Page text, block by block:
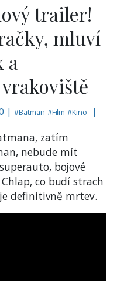
trailer!
mluví
a
|#Batman #Film #Kino |
zatím
nebude mít
bojové
co budí strach
definitivně mrtev.